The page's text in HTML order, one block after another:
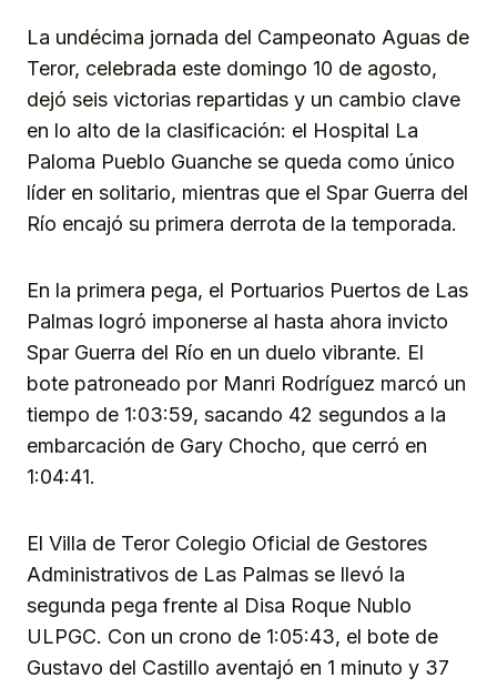
La undécima jornada del Campeonato Aguas de
Teror, celebrada este domingo 10 de agosto,
dejó seis victorias repartidas y un cambio clave
en lo alto de la clasificación: el Hospital La
Paloma Pueblo Guanche se queda como único
líder en solitario, mientras que el Spar Guerra del
Río encajó su primera derrota de la temporada.
En la primera pega, el Portuarios Puertos de Las
Palmas logró imponerse al hasta ahora invicto
Spar Guerra del Río en un duelo vibrante. El
bote patroneado por Manri Rodríguez marcó un
tiempo de 1:03:59, sacando 42 segundos a la
embarcación de Gary Chocho, que cerró en
1:04:41.
El Villa de Teror Colegio Oficial de Gestores
Administrativos de Las Palmas se llevó la
segunda pega frente al Disa Roque Nublo
ULPGC. Con un crono de 1:05:43, el bote de
Gustavo del Castillo aventajó en 1 minuto y 37